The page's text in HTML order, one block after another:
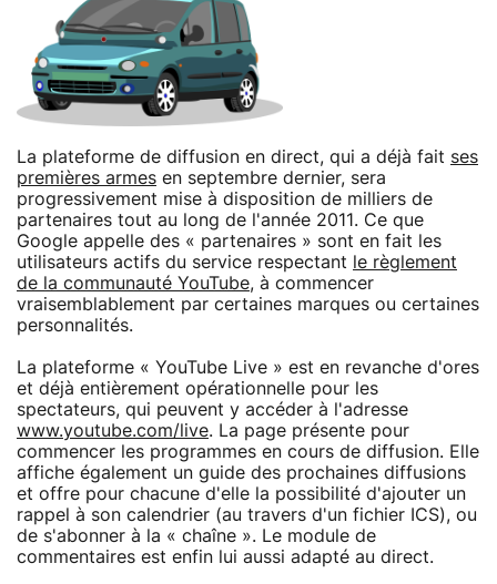
La plateforme de diffusion en direct, qui a déjà fait ses
premières armes en septembre dernier, sera
progressivement mise à disposition de milliers de
partenaires tout au long de l'année 2011. Ce que
Google appelle des « partenaires » sont en fait les
utilisateurs actifs du service respectant
le règlement
de la communauté YouTube, à commencer
vraisemblablement par certaines marques ou certaines
personnalités.
La plateforme « YouTube Live » est en revanche d'ores
et déjà entièrement opérationnelle pour les
spectateurs, qui peuvent y accéder à l'adresse
www.youtube.com/live. La page présente pour
commencer les programmes en cours de diffusion. Elle
affiche également un guide des prochaines diffusions
et offre pour chacune d'elle la possibilité d'ajouter un
rappel à son calendrier (au travers d'un fichier ICS), ou
de s'abonner à la « chaîne ». Le module de
commentaires est enfin lui aussi adapté au direct.